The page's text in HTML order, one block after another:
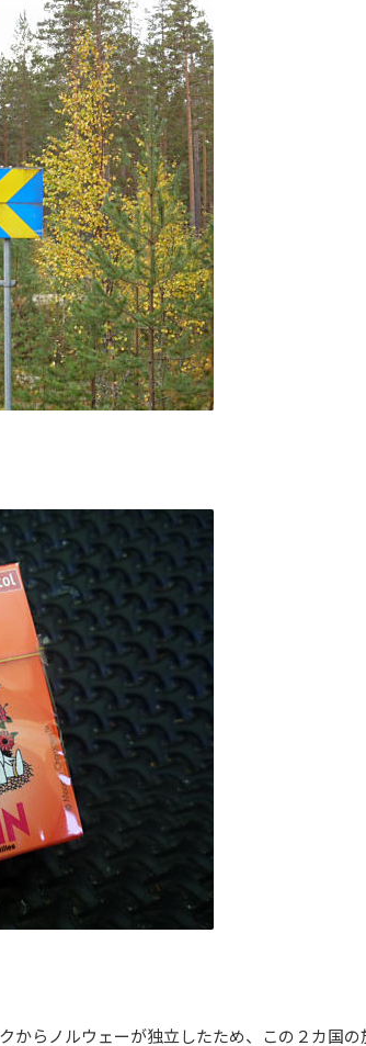
からノルウェーが独立したため、この２カ国の